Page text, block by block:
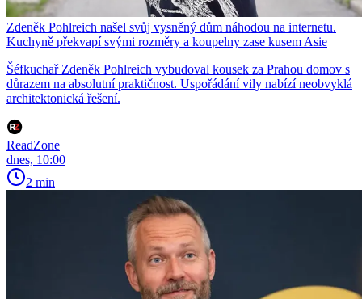
Zdeněk Pohlreich našel svůj vysněný dům náhodou na internetu.
Kuchyně překvapí svými rozměry a koupelny zase kusem Asie
Šéfkuchař Zdeněk Pohlreich vybudoval kousek za Prahou domov s
důrazem na absolutní praktičnost. Uspořádání vily nabízí neobvyklá
architektonická řešení.
ReadZone
dnes, 10:00
2 min